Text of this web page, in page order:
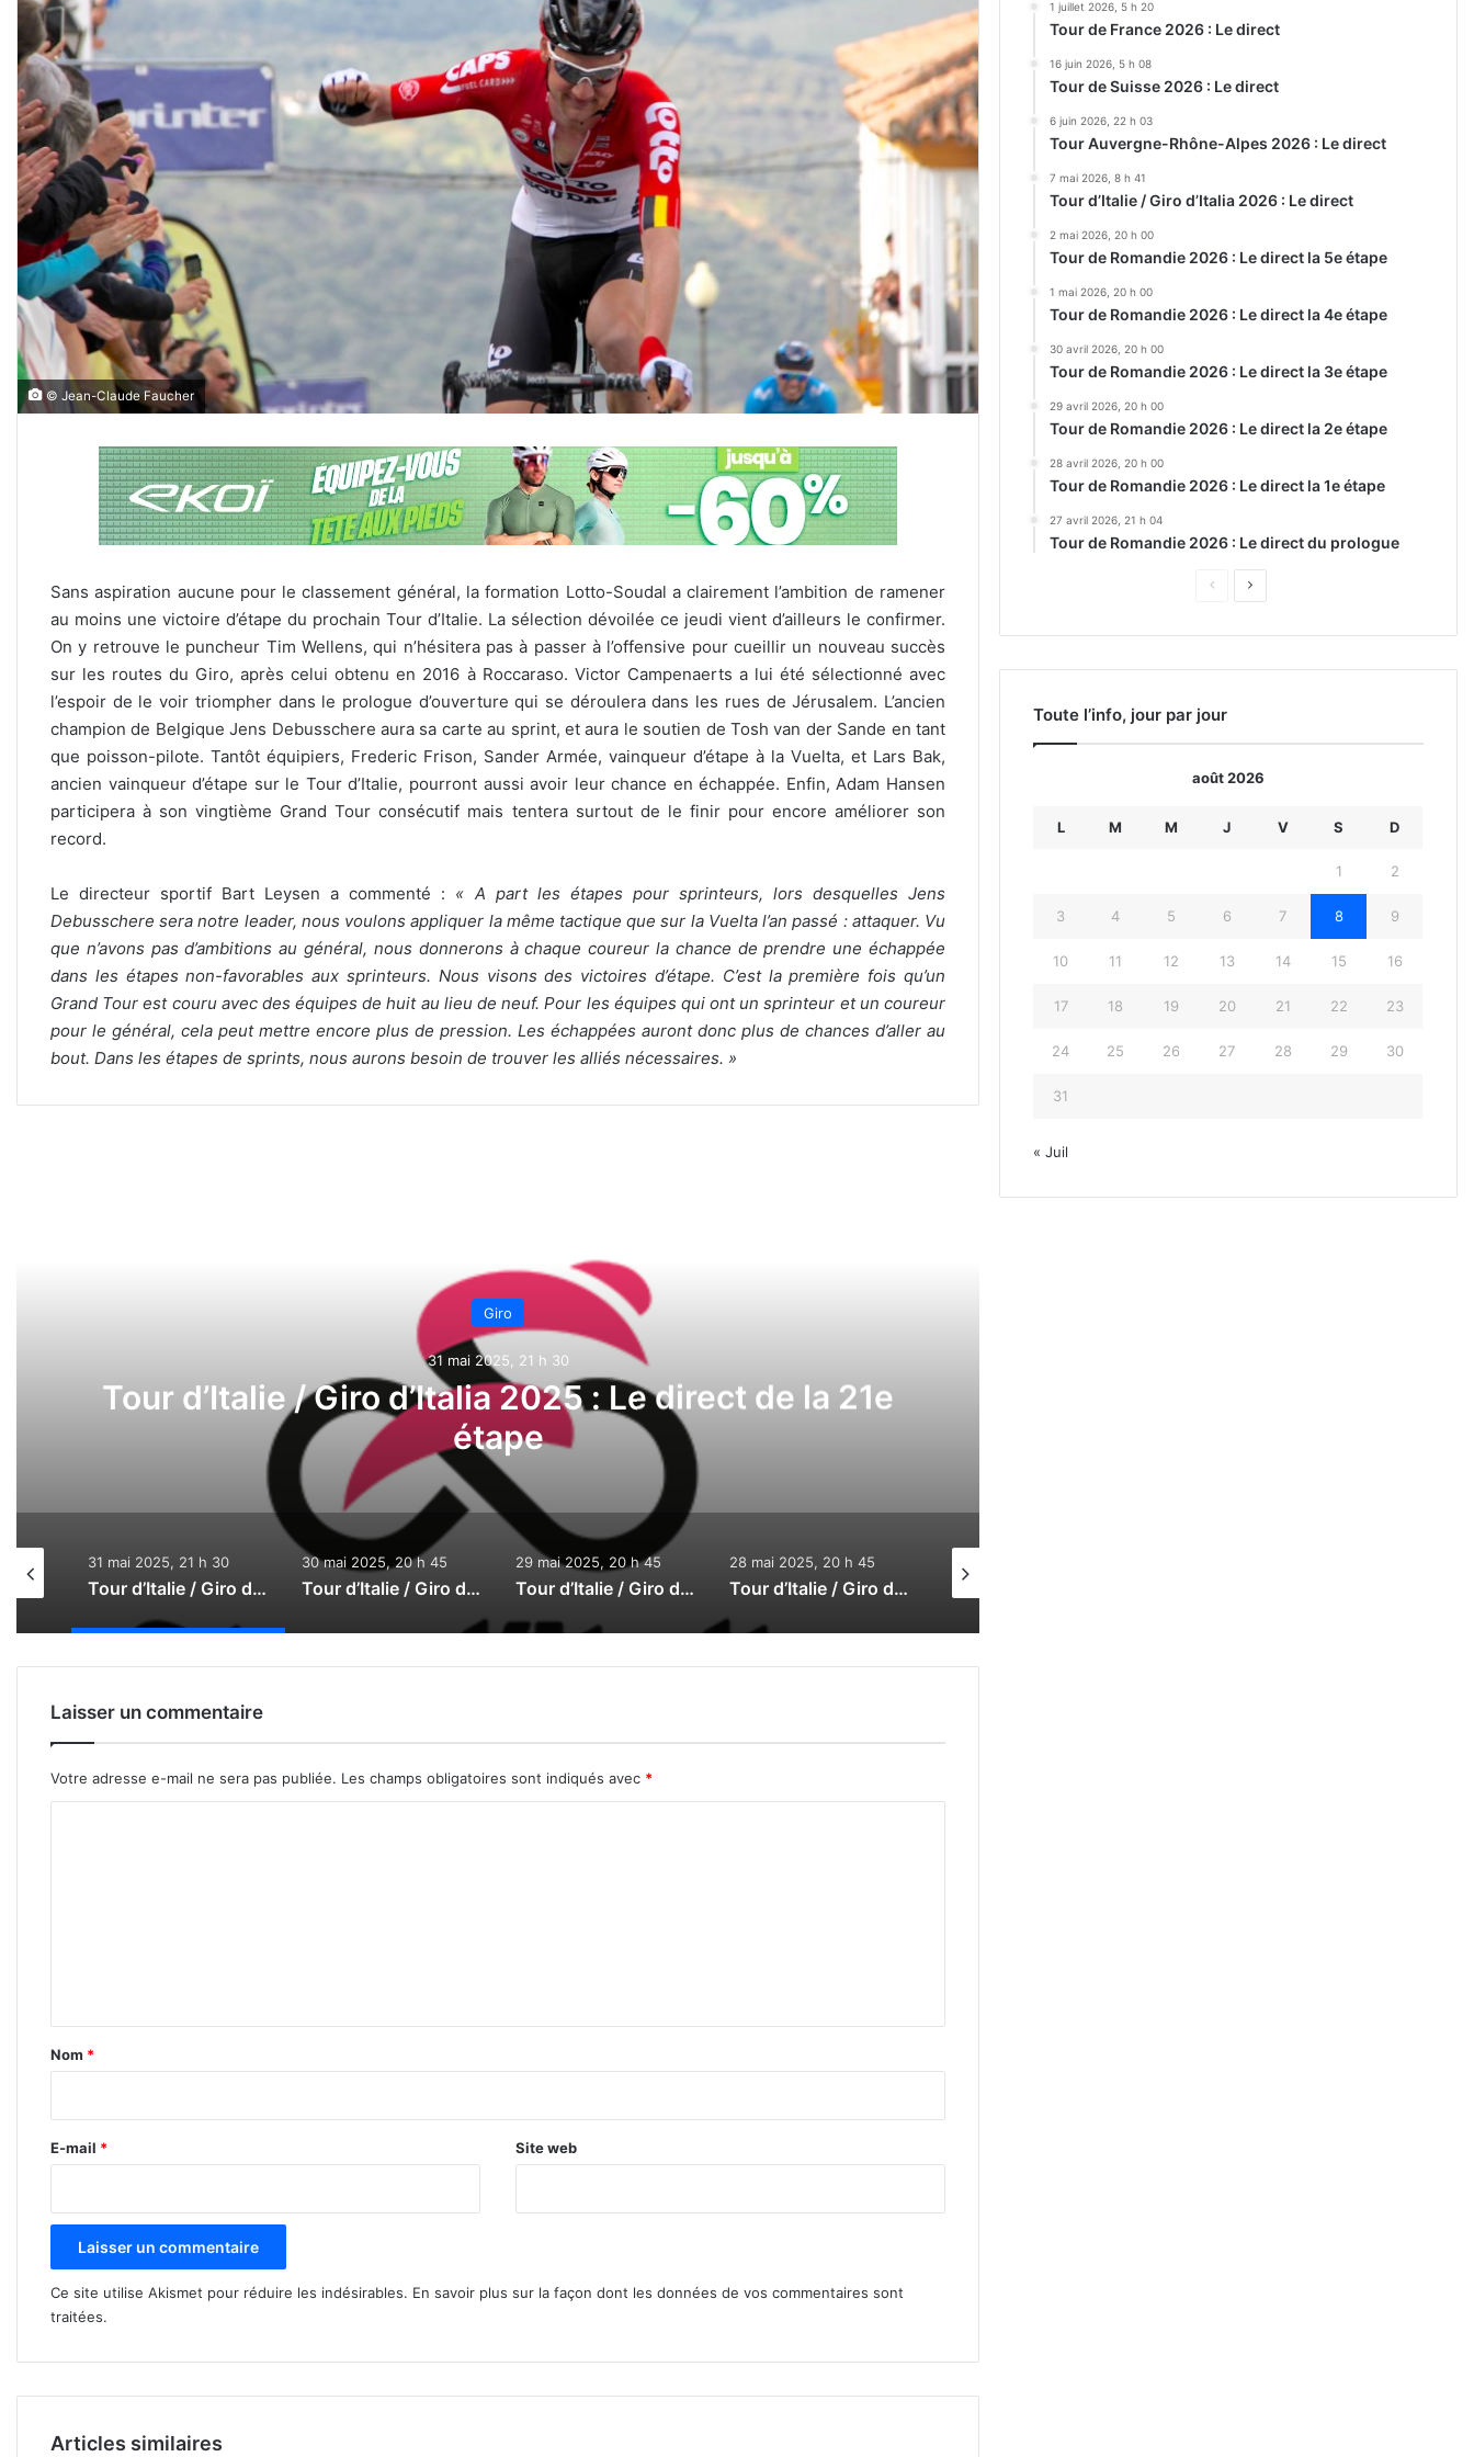
© Jean-Claude Faucher
Sans aspiration aucune pour le classement général, la formation Lotto-Soudal a clairement l’ambition de ramener
au moins une victoire d’étape du prochain Tour d’Italie. La sélection dévoilée ce jeudi vient d’ailleurs le confirmer.
On y retrouve le puncheur Tim Wellens, qui n’hésitera pas à passer à l’offensive pour cueillir un nouveau succès
sur les routes du Giro, après celui obtenu en 2016 à Roccaraso. Victor Campenaerts a lui été sélectionné avec
l’espoir de le voir triompher dans le prologue d’ouverture qui se déroulera dans les rues de Jérusalem. L’ancien
champion de Belgique Jens Debusschere aura sa carte au sprint, et aura le soutien de Tosh van der Sande en tant
que poisson-pilote. Tantôt équipiers, Frederic Frison, Sander Armée, vainqueur d’étape à la Vuelta, et Lars Bak,
ancien vainqueur d’étape sur le Tour d’Italie, pourront aussi avoir leur chance en échappée. Enfin, Adam Hansen
participera à son vingtième Grand Tour consécutif mais tentera surtout de le finir pour encore améliorer son
record.
Le directeur sportif Bart Leysen a commenté : « A part les étapes pour sprinteurs, lors desquelles Jens
Debusschere sera notre leader, nous voulons appliquer la même tactique que sur la Vuelta l’an passé : attaquer. Vu
que n’avons pas d’ambitions au général, nous donnerons à chaque coureur la chance de prendre une échappée
dans les étapes non-favorables aux sprinteurs. Nous visons des victoires d’étape. C’est la première fois qu’un
Grand Tour est couru avec des équipes de huit au lieu de neuf. Pour les équipes qui ont un sprinteur et un coureur
pour le général, cela peut mettre encore plus de pression. Les échappées auront donc plus de chances d’aller au
bout. Dans les étapes de sprints, nous aurons besoin de trouver les alliés nécessaires. »
Giro
31 mai 2025, 21 h 30
Tour d’Italie / Giro d’Italia 2025 : Le direct de la 21e
étape
31 mai 2025, 21 h 30
Tour d’Italie / Giro d’Italia 2025 : Le direct de la 21e étape
30 mai 2025, 20 h 45
Tour d’Italie / Giro d’Italia 2025 : Le direct de la 20e étape
29 mai 2025, 20 h 45
Tour d’Italie / Giro d’Italia 2025 : Le direct de la 19e étape
28 mai 2025, 20 h 45
Tour d’Italie / Giro d’Italia 2025 : Le direct de la 18e étape
Laisser un commentaire
Votre adresse e-mail ne sera pas publiée. Les champs obligatoires sont indiqués avec *
a
e
Nom *
E-mail * Site web
Ce site utilise Akismet pour réduire les indésirables. En savoir plus sur la façon dont les données de vos commentaires sont
traitées.
Articles similaires
1 juillet 2026, 5 h 20
Tour de France 2026 : Le direct
16 juin 2026, 5 h 08
Tour de Suisse 2026 : Le direct
6 juin 2026, 22 h 03
Tour Auvergne-Rhône-Alpes 2026 : Le direct
7 mai 2026, 8 h 41
Tour d’Italie / Giro d’Italia 2026 : Le direct
2 mai 2026, 20 h 00
Tour de Romandie 2026 : Le direct la 5e étape
1 mai 2026, 20 h 00
Tour de Romandie 2026 : Le direct la 4e étape
30 avril 2026, 20 h 00
Tour de Romandie 2026 : Le direct la 3e étape
29 avril 2026, 20 h 00
Tour de Romandie 2026 : Le direct la 2e étape
28 avril 2026, 20 h 00
Tour de Romandie 2026 : Le direct la 1e étape
27 avril 2026, 21 h 04
Tour de Romandie 2026 : Le direct du prologue
Page
Page
Toute l’info, jour par jour
août 2026
L M M J V S D
1 2
3 4 5 6 7 8 9
10 11 12 13 14 15 16
17 18 19 20 21 22 23
24 25 26 27 28 29 30
31
« Juil